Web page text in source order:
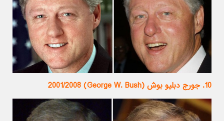
10. جورج دبلیو بوش (George W. Bush) 2001/2008